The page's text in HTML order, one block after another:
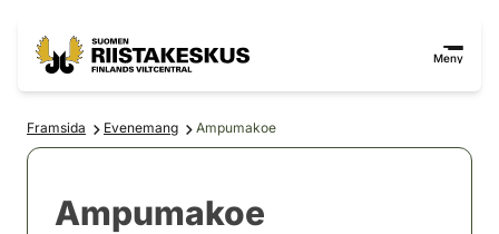
Meny
Framsida Evenemang Ampumakoe
Ampumakoe